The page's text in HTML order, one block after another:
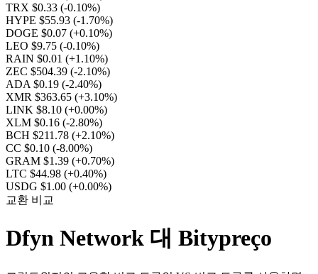
TRX $0.33 (-0.10%)
HYPE $55.93 (-1.70%)
DOGE $0.07 (+0.10%)
LEO $9.75 (-0.10%)
RAIN $0.01 (+1.10%)
ZEC $504.39 (-2.10%)
ADA $0.19 (-2.40%)
XMR $363.65 (+3.10%)
LINK $8.10 (+0.00%)
XLM $0.16 (-2.80%)
BCH $211.78 (+2.10%)
CC $0.10 (-8.00%)
GRAM $1.39 (+0.70%)
LTC $44.98 (+0.40%)
USDG $1.00 (+0.00%)
교환 비교
Dfyn Network 대 Bitypreço